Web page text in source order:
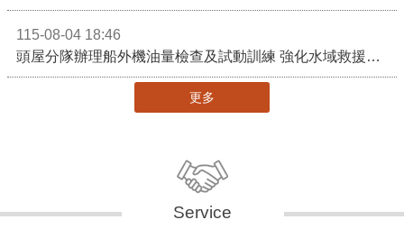
115-08-04 18:46
頭屋分隊辦理船外機油量檢查及試動訓練 強化水域救援整備量能
更多